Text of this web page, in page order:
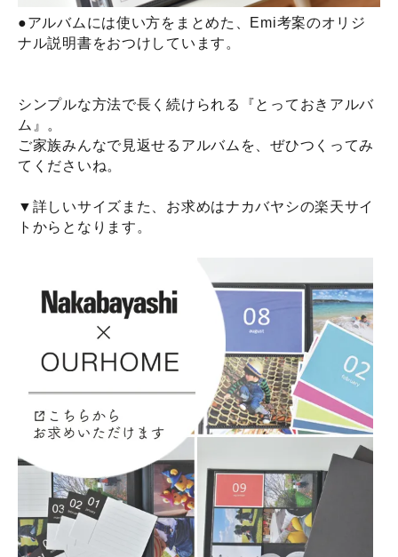
●アルバムには使い方をまとめた、Emi考案のオリジ
ナル説明書をおつけしています。
シンプルな方法で長く続けられる『とっておきアルバ
ム』。
ご家族みんなで見返せるアルバムを、ぜひつくってみ
てくださいね。
▼詳しいサイズまた、お求めはナカバヤシの楽天サイ
トからとなります。